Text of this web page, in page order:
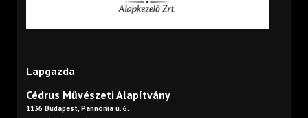
Lapgazda
Cédrus Művészeti Alapítvány
1136 Budapest, Pannónia u. 6.